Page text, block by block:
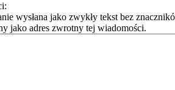
wysłana jako zwykły tekst bez
jako adres zwrotny tej wiadomości.